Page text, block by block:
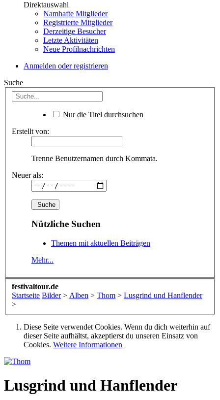
Direktauswahl
Namhafte Mitglieder
Registrierte Mitglieder
Derzeitige Besucher
Letzte Aktivitäten
Neue Profilnachrichten
Anmelden oder registrieren
Suche
Nur die Titel durchsuchen
Erstellt von:
Trenne Benutzernamen durch Kommata.
Neuer als:
Nützliche Suchen
Themen mit aktuellen Beiträgen
Mehr...
festivaltour.de
Startseite Bilder > Alben > Thom > Lusgrind und Hanflender
>
Diese Seite verwendet Cookies. Wenn du dich weiterhin auf
dieser Seite aufhältst, akzeptierst du unseren Einsatz von
Cookies. Weitere Informationen
Lusgrind und Hanflender